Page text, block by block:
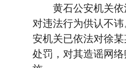
黄石公安机关依
对违法行为供认不
安机关已依法对徐
处罚，对其造谣网